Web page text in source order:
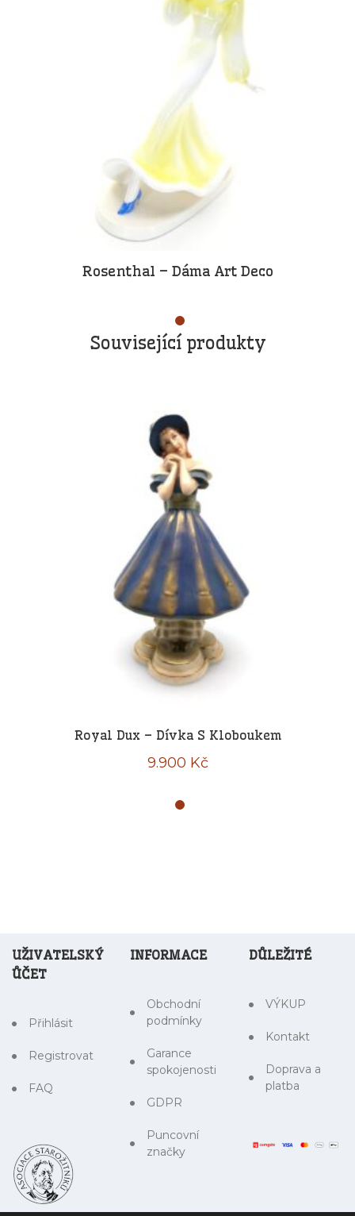
Rosenthal – Dáma Art Deco
Související produkty
Royal Dux – Dívka S Kloboukem
9.900 Kč
UŽIVATELSKÝ
ŮČET
Přihlásit
Registrovat
FAQ
INFORMACE
Obchodní
podmínky
Garance
spokojenosti
GDPR
Puncovní
značky
DŮLEŽITÉ
VÝKUP
Kontakt
Doprava a
platba